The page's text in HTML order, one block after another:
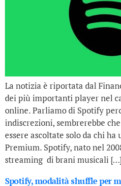
La notizia è riportata dal
dei più importanti player nel
online. Parliamo di Spotify
indiscrezioni, sembrerebbe
essere ascoltate solo da chi ha
Premium. Spotify, nato nel
streaming di brani musicali […]
Spotify, modalità shuffle per